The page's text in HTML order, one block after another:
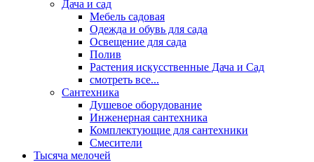
Дача и сад
Мебель садовая
Одежда и обувь для сада
Освещение для сада
Полив
Растения искусственные Дача и Сад
смотреть все...
Сантехника
Душевое оборудование
Инженерная сантехника
Комплектующие для сантехники
Смесители
Тысяча мелочей